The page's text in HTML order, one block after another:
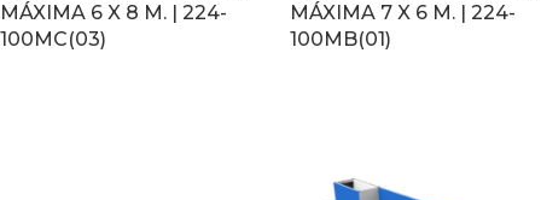
MÁXIMA 6 X 8 M. | 224-
100MC(03)
MÁXIMA 7 X 6 M. | 224-
100MB(01)